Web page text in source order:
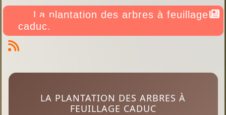
La plantation des arbres à feuillage
caduc.
LA PLANTATION DES ARBRES À
FEUILLAGE CADUC